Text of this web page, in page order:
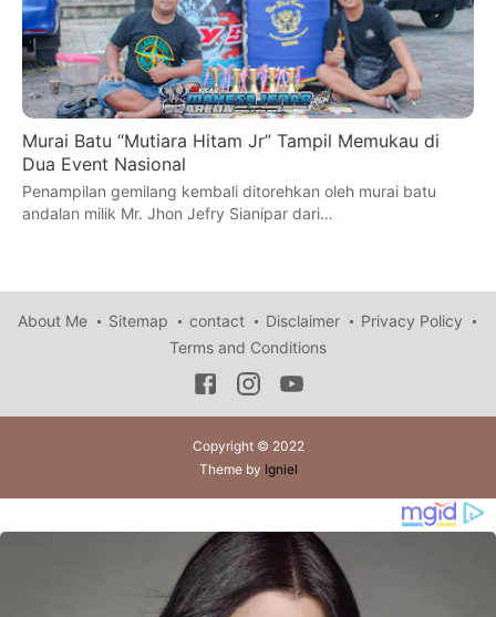
Murai Batu “Mutiara Hitam Jr” Tampil Memukau di
Dua Event Nasional
Penampilan gemilang kembali ditorehkan oleh murai batu
andalan milik Mr. Jhon Jefry Sianipar dari…
About Me Sitemap contact Disclaimer
Privacy Policy
Terms and Conditions
Copyright © 2022
Theme by Igniel